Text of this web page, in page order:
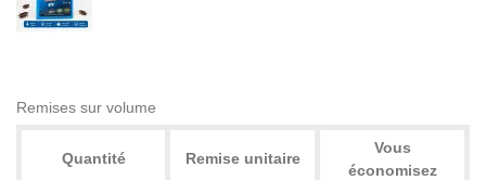
Remises sur volume
Quantité Remise unitaire
Vous
économisez